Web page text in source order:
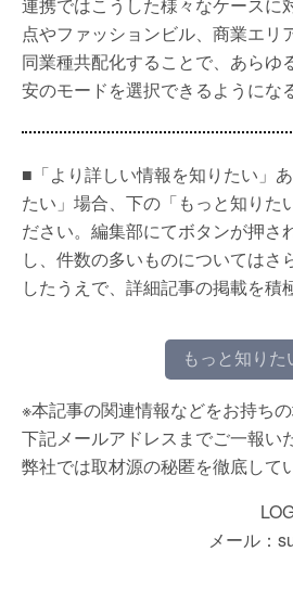
点やファッションビル、商業エリ
同業種共配化することで、あらゆ
安のモードを選択できるようにな
■「より詳しい情報を知りたい」
たい」場合、下の「もっと知りた
ださい。編集部にてボタンが押さ
し、件数の多いものについてはさ
したうえで、詳細記事の掲載を積
もっと知りた
※本記事の関連情報などをお持ち
下記メールアドレスまでご一報い
弊社では取材源の秘匿を徹底して
メール：